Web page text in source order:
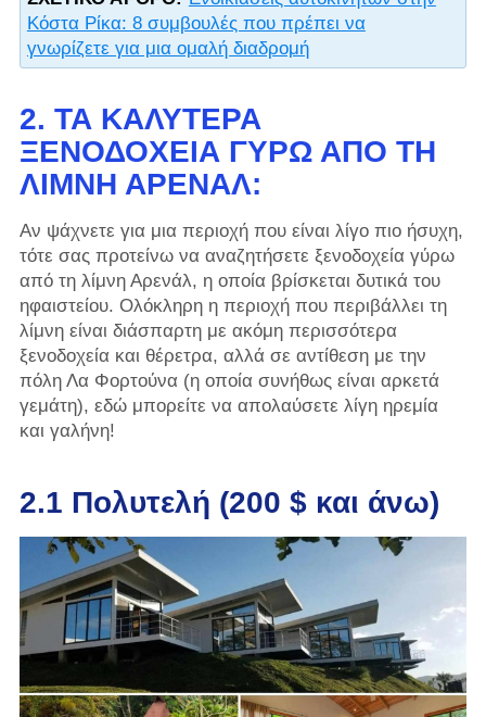
Κόστα Ρίκα: 8 συμβουλές που πρέπει να
γνωρίζετε για μια ομαλή διαδρομή
2. ΤΑ ΚΑΛΎΤΕΡΑ
ΞΕΝΟΔΟΧΕΊΑ ΓΎΡΩ ΑΠΌ ΤΗ
ΛΊΜΝΗ ΑΡΕΝΆΛ:
Αν ψάχνετε για μια περιοχή που είναι λίγο πιο ήσυχη,
τότε σας προτείνω να αναζητήσετε ξενοδοχεία γύρω
από τη λίμνη Αρενάλ, η οποία βρίσκεται δυτικά του
ηφαιστείου. Ολόκληρη η περιοχή που περιβάλλει τη
λίμνη είναι διάσπαρτη με ακόμη περισσότερα
ξενοδοχεία και θέρετρα, αλλά σε αντίθεση με την
πόλη Λα Φορτούνα (η οποία συνήθως είναι αρκετά
γεμάτη), εδώ μπορείτε να απολαύσετε λίγη ηρεμία
και γαλήνη!
2.1 Πολυτελή (200 $ και άνω)